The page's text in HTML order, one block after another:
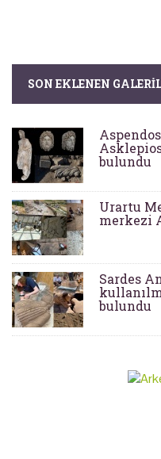
SON EKLENEN
bulundu
Urartu
merkezi
Sardes
bulundu